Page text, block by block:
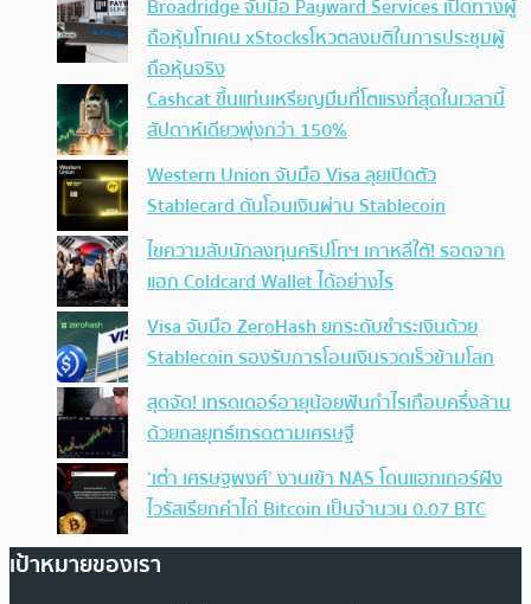
Broadridge จับมือ Payward Services เปิดทางผู้
ถือหุ้นโทเคน xStocksโหวตลงมติในการประชุมผู้
ถือหุ้นจริง
Cashcat ขึ้นแท่นเหรียญมีมที่โตแรงที่สุดในเวลานี้
สัปดาห์เดียวพุ่งกว่า 150%
Western Union จับมือ Visa ลุยเปิดตัว
Stablecard ดันโอนเงินผ่าน Stablecoin
ไขความลับนักลงทุนคริปโทฯ เกาหลีใต้! รอดจาก
แฮก Coldcard Wallet ได้อย่างไร
Visa จับมือ ZeroHash ยกระดับชำระเงินด้วย
Stablecoin รองรับการโอนเงินรวดเร็วข้ามโลก
สุดจัด! เทรดเดอร์อายุน้อยฟันกำไรเกือบครึ่งล้าน
ด้วยกลยุทธ์เทรดตามเศรษฐี
‘เต๋า เศรษฐพงศ์’ งานเข้า NAS โดนแฮกเกอร์ฝัง
ไวรัสเรียกค่าไถ่ Bitcoin เป็นจำนวน 0.07 BTC
เป้าหมายของเรา